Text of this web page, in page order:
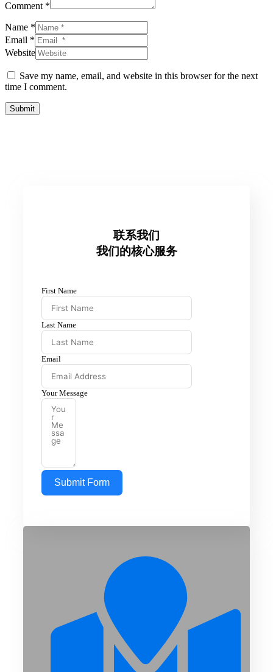
Comment *
Name *
Email *
Website
Save my name, email, and website in this browser for the next
time I comment.
Submit
联系我们
我们的核心服务
First Name
Last Name
Email
Your Message
Submit Form